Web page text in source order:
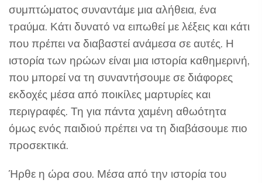
συμπτώματος συναντάμε μια αλήθεια, ένα
τραύμα. Κάτι δυνατό να ειπωθεί με λέξεις και κάτι
που πρέπει να διαβαστεί ανάμεσα σε αυτές. Η
ιστορία των ηρώων είναι μια ιστορία καθημερινή,
που μπορεί να τη συναντήσουμε σε διάφορες
εκδοχές μέσα από ποικίλες μαρτυρίες και
περιγραφές. Τη για πάντα χαμένη αθωότητα
όμως ενός παιδιού πρέπει να τη διαβάσουμε πιο
προσεκτικά.
Ήρθε η ώρα σου. Μέσα από την ιστορία του